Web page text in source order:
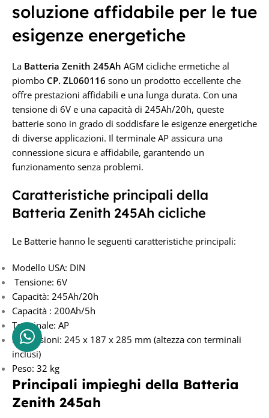
soluzione affidabile per le tue
esigenze energetiche
La Batteria Zenith 245Ah AGM cicliche ermetiche al
piombo CP. ZL060116 sono un prodotto eccellente che
offre prestazioni affidabili e una lunga durata. Con una
tensione di 6V e una capacità di 245Ah/20h, queste
batterie sono in grado di soddisfare le esigenze energetiche
di diverse applicazioni. Il terminale AP assicura una
connessione sicura e affidabile, garantendo un
funzionamento senza problemi.
Caratteristiche principali della
Batteria Zenith 245Ah cicliche
Le Batterie hanno le seguenti caratteristiche principali:
Modello USA: DIN
Tensione: 6V
Capacità: 245Ah/20h
Capacità : 200Ah/5h
Terminale: AP
Dimensioni: 245 x 187 x 285 mm (altezza con terminali
inclusi)
Peso: 32 kg
Principali impieghi della Batteria
Zenith 245ah
TECNOLOGIA
TENSIONE IN VOLT
6V